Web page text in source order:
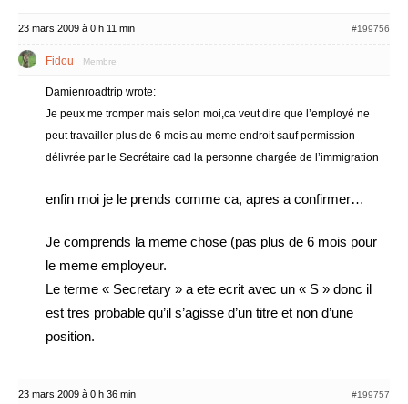
23 mars 2009 à 0 h 11 min #199756
Fidou Membre
Damienroadtrip wrote:
Je peux me tromper mais selon moi,ca veut dire que l’employé ne
peut travailler plus de 6 mois au meme endroit sauf permission
délivrée par le Secrétaire cad la personne chargée de l’immigration
enfin moi je le prends comme ca, apres a confirmer…
Je comprends la meme chose (pas plus de 6 mois pour
le meme employeur.
Le terme « Secretary » a ete ecrit avec un « S » donc il
est tres probable qu’il s’agisse d’un titre et non d’une
position.
23 mars 2009 à 0 h 36 min #199757